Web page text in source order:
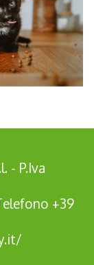
- P.Iva
+39